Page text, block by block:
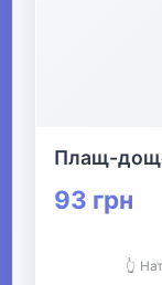
Плащ-
93 грн
👆